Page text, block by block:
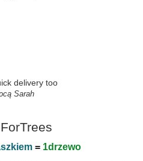
delivery too
Sarah
= 1drzewo